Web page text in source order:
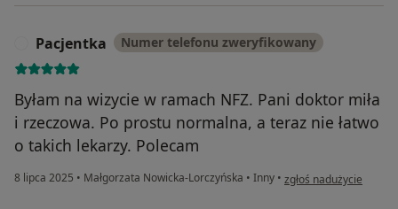
Pacjentka Numer telefonu zweryfikowany
Byłam na wizycie w ramach NFZ. Pani doktor miła
i rzeczowa. Po prostu normalna, a teraz nie łatwo
o takich lekarzy. Polecam
8 lipca 2025 • Małgorzata Nowicka-Lorczyńska • Inny • w opinii użytkownika
zgłoś nadużycie